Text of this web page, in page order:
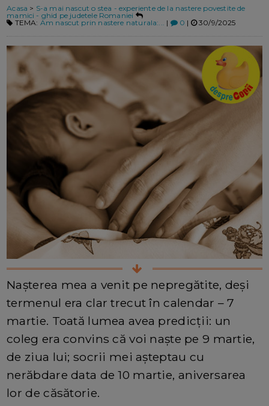
Acasa > S-a mai nascut o stea - experiente de la nastere povestite de
mamici - ghid pe judetele Romaniei
TEMA: Am nascut prin nastere naturala:... | 0 | 30/9/2025
Nașterea mea a venit pe nepregătite, deși
termenul era clar trecut în calendar – 7
martie. Toată lumea avea predicții: un
coleg era convins că voi naște pe 9 martie,
de ziua lui; socrii mei așteptau cu
nerăbdare data de 10 martie, aniversarea
lor de căsătorie.